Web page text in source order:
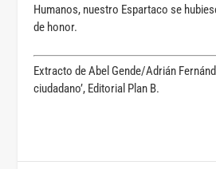
Humanos, nuestro Espartaco se
de honor.
Extracto de Abel Gende/Adrián
ciudadano’, Editorial Plan B.